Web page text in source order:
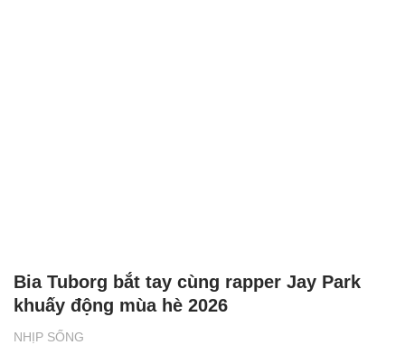
NHỊP SỐNG
Bia Tuborg bắt tay cùng rapper Jay Park
khuấy động mùa hè 2026